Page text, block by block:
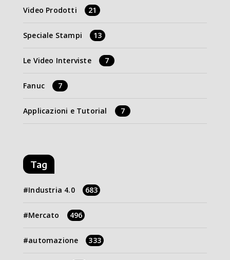
Video Prodotti 21
Speciale Stampi 13
Le Video Interviste 7
Fanuc 7
Applicazioni e Tutorial 7
Tag
Industria 4.0 683
Mercato 496
automazione 333